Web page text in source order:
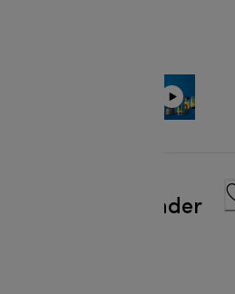
- Portable Blender